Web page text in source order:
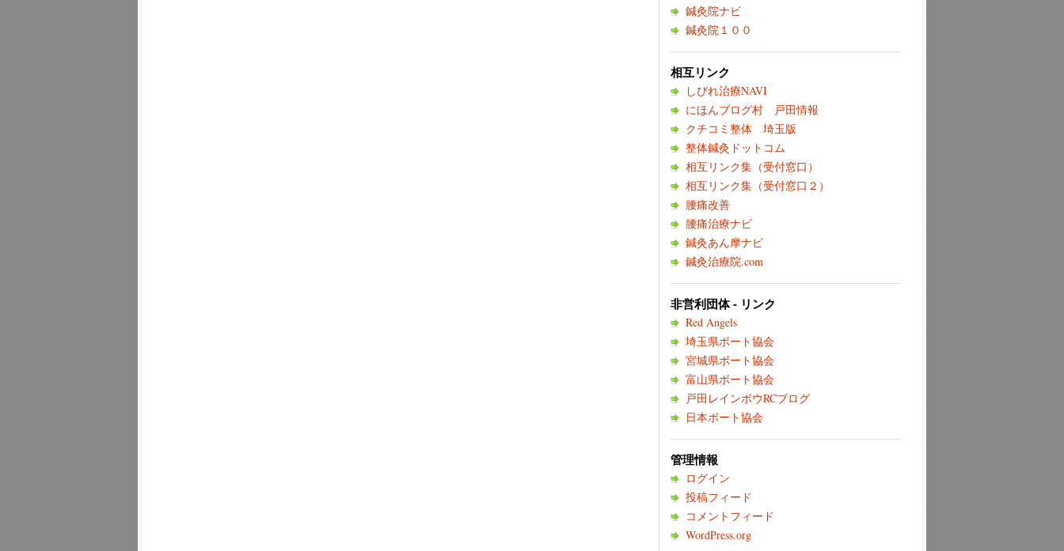
鍼灸院ナビ
鍼灸院１００
相互リンク
しびれ治療NAVI
にほんブログ村 戸田情報
クチコミ整体 埼玉版
整体鍼灸ドットコム
相互リンク集（受付窓口）
相互リンク集（受付窓口２）
腰痛改善
腰痛治療ナビ
鍼灸あん摩ナビ
鍼灸治療院.com
非営利団体 - リンク
Red Angels
埼玉県ボート協会
宮城県ボート協会
富山県ボート協会
戸田レインボウRCブログ
日本ボート協会
管理情報
ログイン
投稿フィード
コメントフィード
WordPress.org